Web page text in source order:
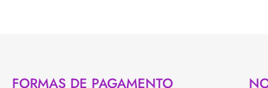
FORMAS DE PAGAMENTO